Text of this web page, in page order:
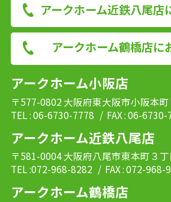
アークホーム近鉄八尾店
アークホーム鶴橋店に
アークホーム小阪店
〒577-0802 大阪府東大阪市小阪本
TEL : 06-6730-7778 / FAX : 06-6730-
アークホーム近鉄八尾店
〒581-0004 大阪府八尾市東本町３
TEL :072-968-8282 / FAX : 072-968-
アークホーム鶴橋店